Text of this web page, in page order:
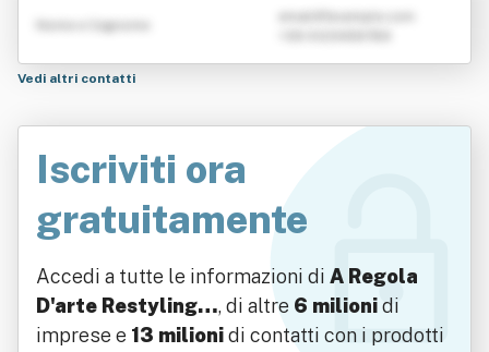
Nome e Cognome
Vedi altri contatti
Iscriviti ora
gratuitamente
Accedi a tutte le informazioni di A Regola
D'arte Restyling…, di altre 6 milionidi
imprese e 13 milionidi contatti con i prodotti